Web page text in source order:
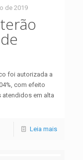
de 2019
foi autorizada a
com efeito
atendidos em alta
Leia mais